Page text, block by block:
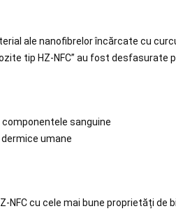
ale nanofibrelor încărcate cu
tip HZ-NFC” au fost desfasurate
componentele sanguine
umane
NFC cu cele mai bune proprietăți de